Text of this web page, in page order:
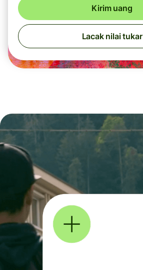
Kirim uang
Lacak nilai tukar